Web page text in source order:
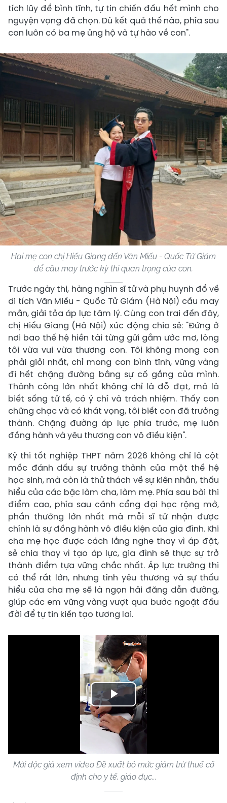
tích lũy để bình tĩnh, tự tin chiến đấu hết mình cho
nguyện vọng đã chọn. Dù kết quả thế nào, phía sau
con luôn có ba mẹ ủng hộ và tự hào về con".
Hai mẹ con chị Hiếu Giang đến Văn Miếu - Quốc Tử Giám
để cầu may trước kỳ thi quan trọng của con.
Trước ngày thi, hàng nghìn sĩ tử và phụ huynh đổ về
di tích Văn Miếu - Quốc Tử Giám (Hà Nội) cầu may
mắn, giải tỏa áp lực tâm lý. Cùng con trai đến đây,
chị Hiếu Giang (Hà Nội) xúc động chia sẻ: "Đứng ở
nơi bao thế hệ hiền tài từng gửi gắm ước mơ, lòng
tôi vừa vui vừa thương con. Tôi không mong con
phải giỏi nhất, chỉ mong con bình tĩnh, vững vàng
đi hết chặng đường bằng sự cố gắng của mình.
Thành công lớn nhất không chỉ là đỗ đạt, mà là
biết sống tử tế, có ý chí và trách nhiệm. Thấy con
chững chạc và có khát vọng, tôi biết con đã trưởng
thành. Chặng đường áp lực phía trước, mẹ luôn
đồng hành và yêu thương con vô điều kiện".
Kỳ thi tốt nghiệp THPT năm 2026 không chỉ là cột
mốc đánh dấu sự trưởng thành của một thế hệ
học sinh, mà còn là thử thách về sự kiên nhẫn, thấu
hiểu của các bậc làm cha, làm mẹ. Phía sau bài thi
điểm cao, phía sau cánh cổng đại học rộng mở,
phần thưởng lớn nhất mà mỗi sĩ tử nhận được
chính là sự đồng hành vô điều kiện của gia đình. Khi
cha mẹ học được cách lắng nghe thay vì áp đặt,
sẻ chia thay vì tạo áp lực, gia đình sẽ thực sự trở
thành điểm tựa vững chắc nhất. Áp lực trường thi
có thể rất lớn, nhưng tình yêu thương và sự thấu
hiểu của cha mẹ sẽ là ngọn hải đăng dẫn đường,
giúp các em vững vàng vượt qua bước ngoặt đầu
đời để tự tin kiến tạo tương lai.
Play
Video
Mời độc giả xem video Đề xuất bỏ mức giảm trừ thuế cố
định cho y tế, giáo dục...